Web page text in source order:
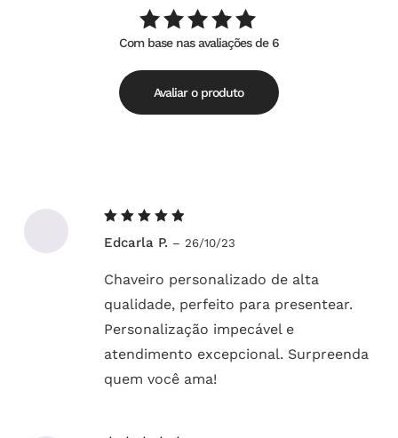
Avaliação
5.00de
5
Com base nas avaliações de 6
Avaliar o produto
5de 5
Edcarla P. – 26/10/23
Chaveiro personalizado de alta
qualidade, perfeito para presentear.
Personalização impecável e
atendimento excepcional. Surpreenda
quem você ama!